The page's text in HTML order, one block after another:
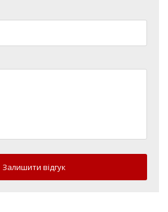
Залишити відгук